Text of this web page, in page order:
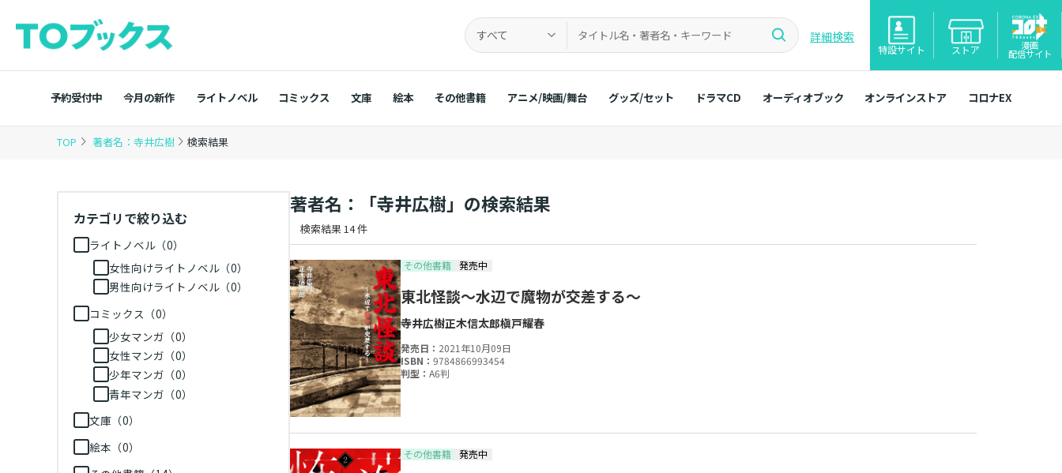
すべて 詳細検索
特設サイト ストア 漫画
配信サイト
予約受付中 今月の新作 ライトノベル コミックス 文庫 絵本 その他書籍 アニメ/映画/舞台 グッズ/セット ドラマCD オーディオブック オンラインストア コロナEX
TOP 著者名：寺井広樹 検索結果
カテゴリで絞り込む
ライトノベル（0）
女性向けライトノベル（0）
男性向けライトノベル（0）
コミックス（0）
少女マンガ（0）
女性マンガ（0）
少年マンガ（0）
青年マンガ（0）
文庫（0）
絵本（0）
著者名：「寺井広樹」の検索結果
検索結果 14 件
その他書籍 発売中
東北怪談～水辺で魔物が交差する～
寺井広樹正木信太郎槇戸耀春
発売日： 2021年10月09日
ISBN： 9784866993454
判型： A6判
その他書籍 発売中